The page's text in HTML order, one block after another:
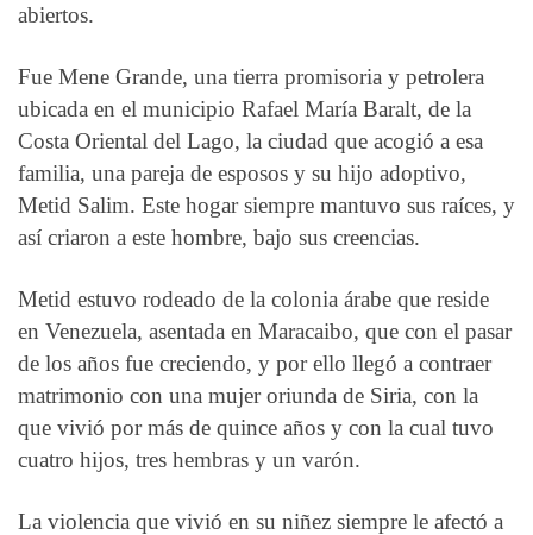
abiertos.
Fue Mene Grande, una tierra promisoria y petrolera
ubicada en el municipio Rafael María Baralt, de la
Costa Oriental del Lago, la ciudad que acogió a esa
familia, una pareja de esposos y su hijo adoptivo,
Metid Salim. Este hogar siempre mantuvo sus raíces, y
así criaron a este hombre, bajo sus creencias.
Metid estuvo rodeado de la colonia árabe que reside
en Venezuela, asentada en Maracaibo, que con el pasar
de los años fue creciendo, y por ello llegó a contraer
matrimonio con una mujer oriunda de Siria, con la
que vivió por más de quince años y con la cual tuvo
cuatro hijos, tres hembras y un varón.
La violencia que vivió en su niñez siempre le afectó a